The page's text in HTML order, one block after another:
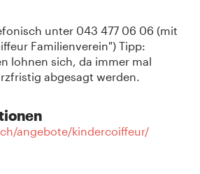
unter 043 477 06 06 (mit
Familienverein") Tipp:
lohnen sich, da immer mal
abgesagt werden.
angebote/kindercoiffeur/